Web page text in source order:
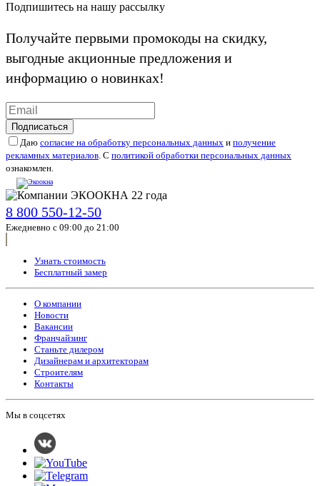
Подпишитесь на нашу рассылку
Получайте первыми промокоды на скидку,
выгодные акционные предложения и
информацию о новинках!
Подписаться
Даю согласие на обработку персональных данных и получение
рекламных материалов. С политикой обработки персональных данных
ознакомлен.
8 800 550-12-50
Ежедневно с 09:00 до 21:00
Узнать стоимость
Бесплатный замер
О компании
Новости
Вакансии
Франчайзинг
Станьте дилером
Дизайнерам и архитекторам
Строителям
Контакты
Мы в соцсетях